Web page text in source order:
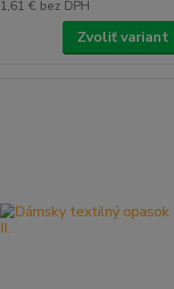
1,61 € bez DPH
Zvoliť variant